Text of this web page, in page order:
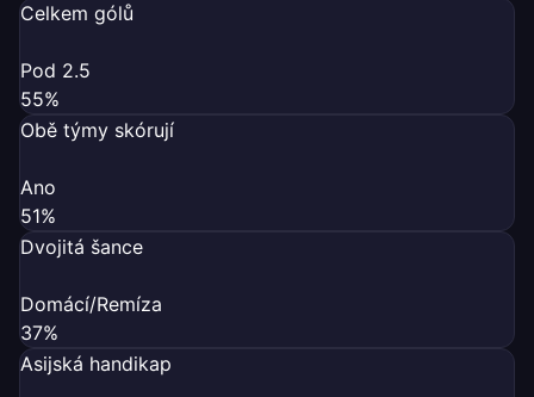
Celkem gólů
Pod 2.5
55%
Obě týmy skórují
Ano
51%
Dvojitá šance
Domácí/Remíza
37%
Asijská handikap